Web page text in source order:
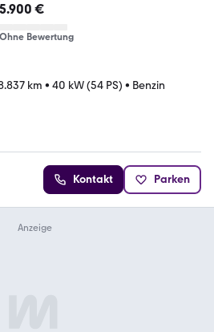
5.900 €
Ohne Bewertung
km • 40 kW (54 PS) • Benzin
Kontakt Parken